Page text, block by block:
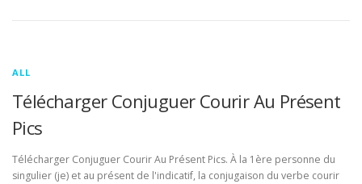
ALL
Télécharger Conjuguer Courir Au Présent
Pics
Télécharger Conjuguer Courir Au Présent Pics. À la 1ère personne du
singulier (je) et au présent de l'indicatif, la conjugaison du verbe courir